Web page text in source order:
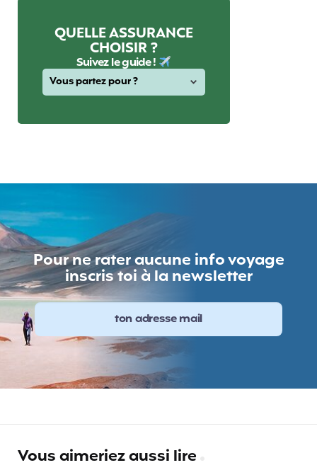
QUELLE ASSURANCE
CHOISIR ?
Suivez le guide !
Pour ne rater aucune info voyage
inscris toi à la newsletter
Vous aimeriez aussi lire